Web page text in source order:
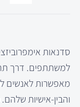
סדנאות
למשתתפים. דרך
מאפשרות לאנשים
והבין-אישיות